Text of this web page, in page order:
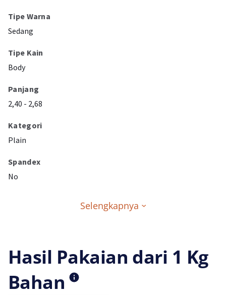
Tipe Warna
Sedang
Tipe Kain
Body
Panjang
2,40 - 2,68
Kategori
Plain
Spandex
No
Selengkapnya
Hasil Pakaian dari 1 Kg
Bahan